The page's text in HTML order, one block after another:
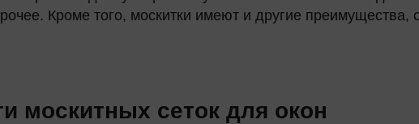
Окна в
Кроме того, москитки имеют и другие преимущества,
москитных сеток для окон